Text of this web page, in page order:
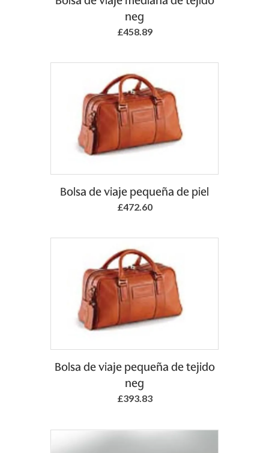
neg
£458.89
Add to Basket
Bolsa de viaje pequeña de piel
£472.60
Add to Basket
Bolsa de viaje pequeña de tejido
neg
£393.83